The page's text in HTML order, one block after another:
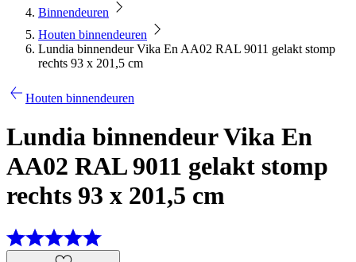
Binnendeuren
Houten binnendeuren
Lundia binnendeur Vika En AA02 RAL 9011 gelakt stomp
rechts 93 x 201,5 cm
Houten binnendeuren
Lundia binnendeur Vika En
AA02 RAL 9011 gelakt stomp
rechts 93 x 201,5 cm